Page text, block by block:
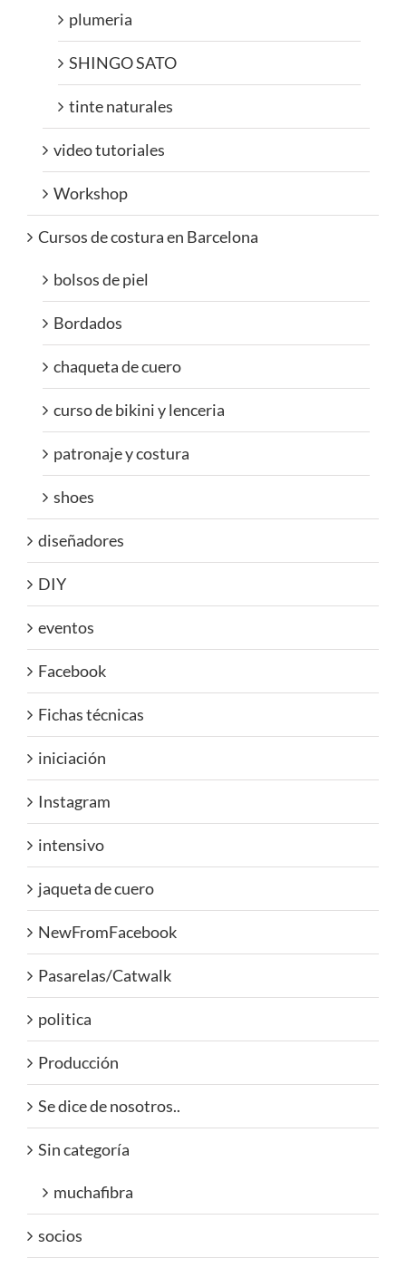
plumeria
SHINGO SATO
tinte naturales
video tutoriales
Workshop
Cursos de costura en Barcelona
bolsos de piel
Bordados
chaqueta de cuero
curso de bikini y lenceria
patronaje y costura
shoes
diseñadores
DIY
eventos
Facebook
Fichas técnicas
iniciación
Instagram
intensivo
jaqueta de cuero
NewFromFacebook
Pasarelas/Catwalk
politica
Producción
Se dice de nosotros..
Sin categoría
muchafibra
socios